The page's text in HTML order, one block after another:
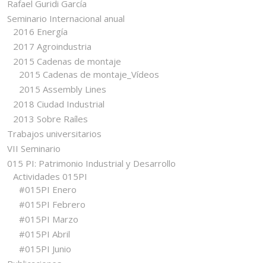
Rafael Guridi García
Seminario Internacional anual
2016 Energía
2017 Agroindustria
2015 Cadenas de montaje
2015 Cadenas de montaje_Vídeos
2015 Assembly Lines
2018 Ciudad Industrial
2013 Sobre Raíles
Trabajos universitarios
VII Seminario
015 PI: Patrimonio Industrial y Desarrollo
Actividades 015PI
#015PI Enero
#015PI Febrero
#015PI Marzo
#015PI Abril
#015PI Junio